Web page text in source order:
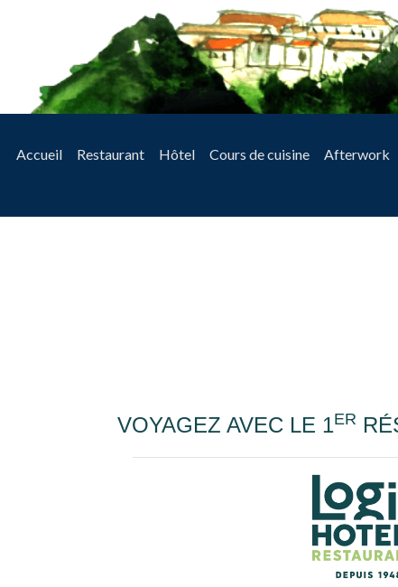
Accueil Restaurant Hôtel Cours de cuisine Afterwork
VOYAGEZ AVEC LE 1ER